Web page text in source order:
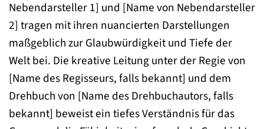
Nebendarsteller 1] und [Name von Nebendarsteller
2] tragen mit ihren nuancierten Darstellungen
maßgeblich zur Glaubwürdigkeit und Tiefe der
Welt bei. Die kreative Leitung unter der Regie von
[Name des Regisseurs, falls bekannt] und dem
Drehbuch von [Name des Drehbuchautors, falls
bekannt] beweist ein tiefes Verständnis für das